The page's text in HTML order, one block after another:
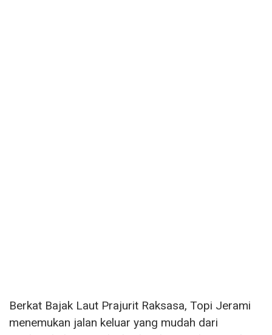
Berkat Bajak Laut Prajurit Raksasa, Topi Jerami
menemukan jalan keluar yang mudah dari